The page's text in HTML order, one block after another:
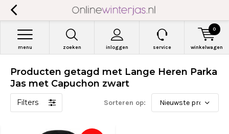
zoeken inloggen
menu service winkelwagen
0
Producten getagd met Lange Heren Parka
Jas met Capuchon zwart
Filters Sorteren op: